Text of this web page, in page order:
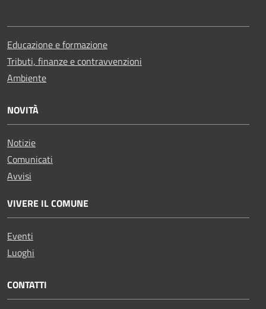
Educazione e formazione
Tributi, finanze e contravvenzioni
Ambiente
NOVITÀ
Notizie
Comunicati
Avvisi
VIVERE IL COMUNE
Eventi
Luoghi
CONTATTI